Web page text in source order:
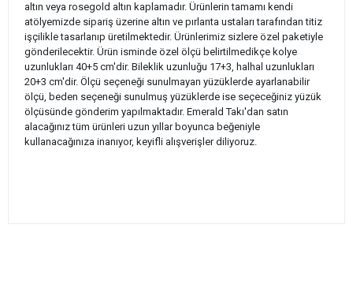
altın veya rosegold altın kaplamadır. Ürünlerin tamamı kendi
atölyemizde sipariş üzerine altın ve pırlanta ustaları tarafından titiz
işçilikle tasarlanıp üretilmektedir. Ürünlerimiz sizlere özel paketiyle
gönderilecektir. Ürün isminde özel ölçü belirtilmedikçe kolye
uzunlukları 40+5 cm'dir. Bileklik uzunluğu 17+3, halhal uzunlukları
20+3 cm'dir. Ölçü seçeneği sunulmayan yüzüklerde ayarlanabilir
ölçü, beden seçeneği sunulmuş yüzüklerde ise seçeceğiniz yüzük
ölçüsünde gönderim yapılmaktadır. Emerald Takı'dan satın
alacağınız tüm ürünleri uzun yıllar boyunca beğeniyle
kullanacağınıza inanıyor, keyifli alışverişler diliyoruz.